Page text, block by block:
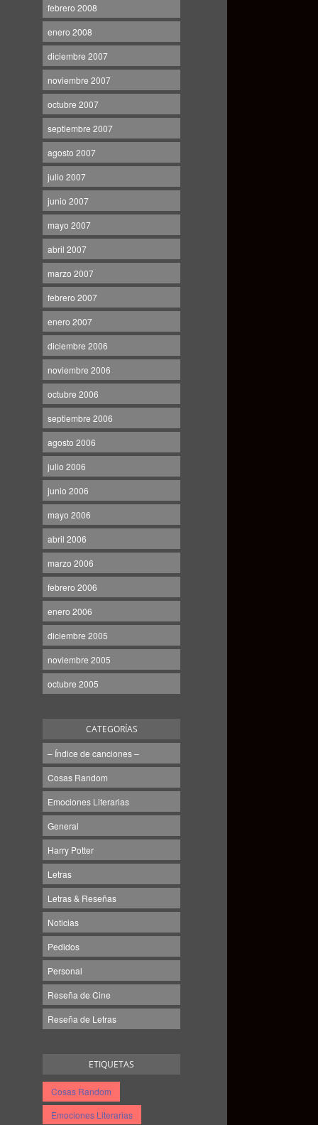
febrero 2008
enero 2008
diciembre 2007
noviembre 2007
octubre 2007
septiembre 2007
agosto 2007
julio 2007
junio 2007
mayo 2007
abril 2007
marzo 2007
febrero 2007
enero 2007
diciembre 2006
noviembre 2006
octubre 2006
septiembre 2006
agosto 2006
julio 2006
junio 2006
mayo 2006
abril 2006
marzo 2006
febrero 2006
enero 2006
diciembre 2005
noviembre 2005
octubre 2005
CATEGORÍAS
– Índice de canciones –
Cosas Random
Emociones Literarias
General
Harry Potter
Letras
Letras & Reseñas
Noticias
Pedidos
Personal
Reseña de Cine
Reseña de Letras
ETIQUETAS
Cosas Random
Emociones Literarias